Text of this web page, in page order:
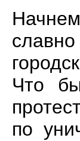
Что
по